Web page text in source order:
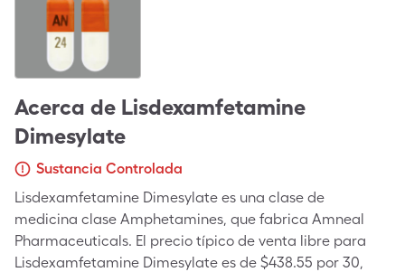
Acerca de Lisdexamfetamine
Dimesylate
Sustancia Controlada
Lisdexamfetamine Dimesylate es una clase de
medicina clase Amphetamines, que fabrica Amneal
Pharmaceuticals. El precio típico de venta libre para
Lisdexamfetamine Dimesylate es de $438.55 por 30,